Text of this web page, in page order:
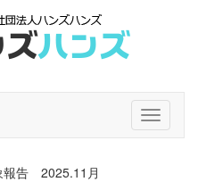
Toggle
報告 2025.11月